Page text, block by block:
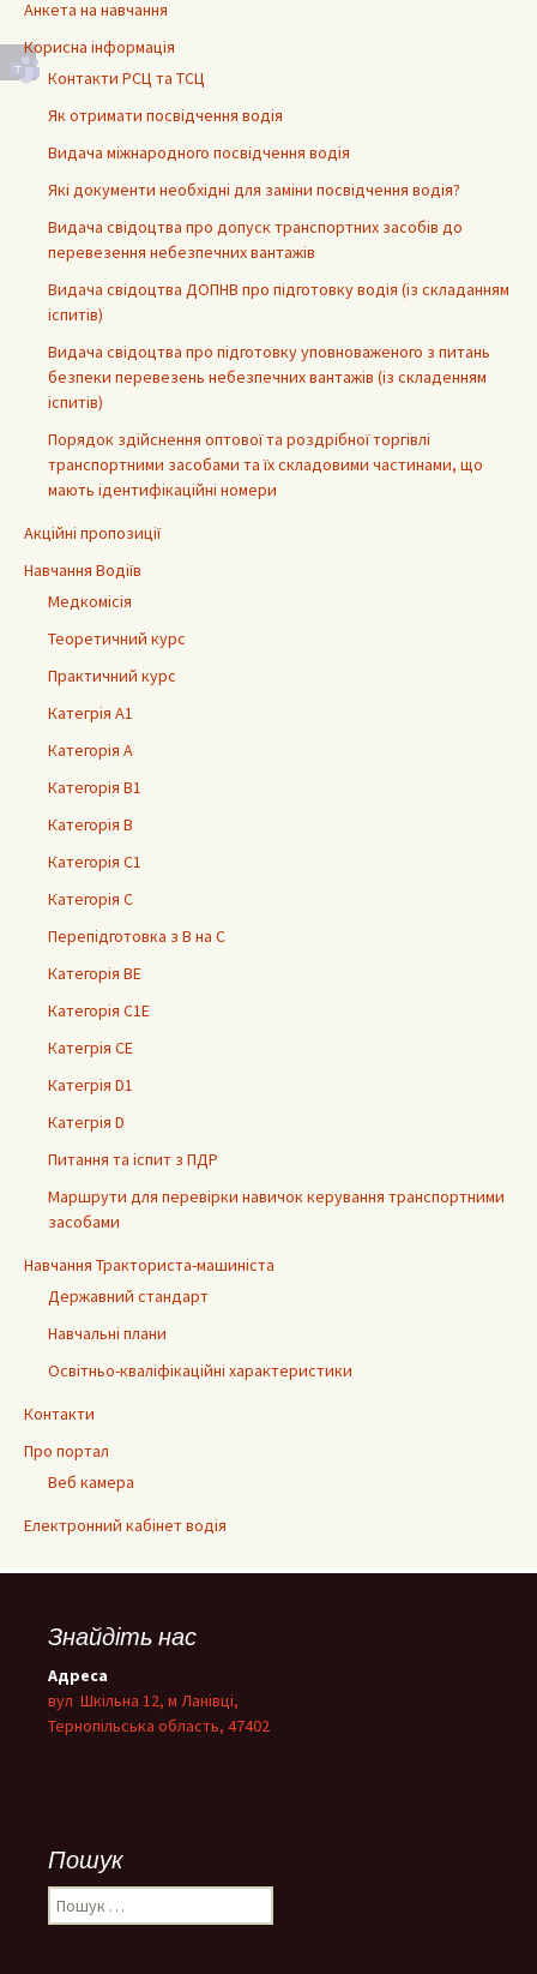
Анкета на навчання
Корисна інформація
Контакти РСЦ та ТСЦ
Як отримати посвідчення водія
Видача міжнародного посвідчення водія
Які документи необхідні для заміни посвідчення водія?
Видача свідоцтва про допуск транспортних засобів до
перевезення небезпечних вантажів
Видача свідоцтва ДОПНВ про підготовку водія (із складанням
іспитів)
Видача свідоцтва про підготовку уповноваженого з питань
безпеки перевезень небезпечних вантажів (із складенням
іспитів)
Порядок здійснення оптової та роздрібної торгівлі
транспортними засобами та їх складовими частинами, що
мають ідентифікаційні номери
Акційні пропозиції
Навчання Водіїв
Медкомісія
Теоретичний курс
Практичний курс
Категрія А1
Категорія А
Категорія В1
Категорія В
Категорія С1
Категорія С
Перепідготовка з В на С
Категорія ВЕ
Категорія С1Е
Категрія СЕ
Категрія D1
Категрія D
Питання та іспит з ПДР
Маршрути для перевірки навичок керування транспортними
засобами
Навчання Тракториста-машиніста
Державний стандарт
Навчальні плани
Освітньо-кваліфікаційні характеристики
Контакти
Про портал
Веб камера
Електронний кабінет водія
Знайдіть нас
Адреса
вул Шкільна 12, м Ланівці,
Тернопільська область, 47402
Пошук
Пошук: